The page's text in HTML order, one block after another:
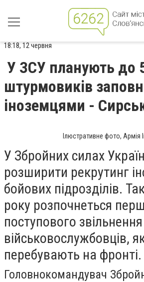
18:18, 12 червня
У ЗСУ планують до
штурмовиків
іноземцями -
Ілюстративне фото, Армія
У Збройних силах
розширити рекрутинг
бойових підрозділів.
року розпочнеться
поступового звільнення
військовослужбовців,
перебувають на фронті.
Головнокомандувач